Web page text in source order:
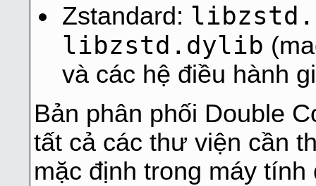
Zstandard:
libzstd.dylib
và các hệ điều hành
Bản phân phối Double
tất cả các thư viện cần
mặc định trong máy